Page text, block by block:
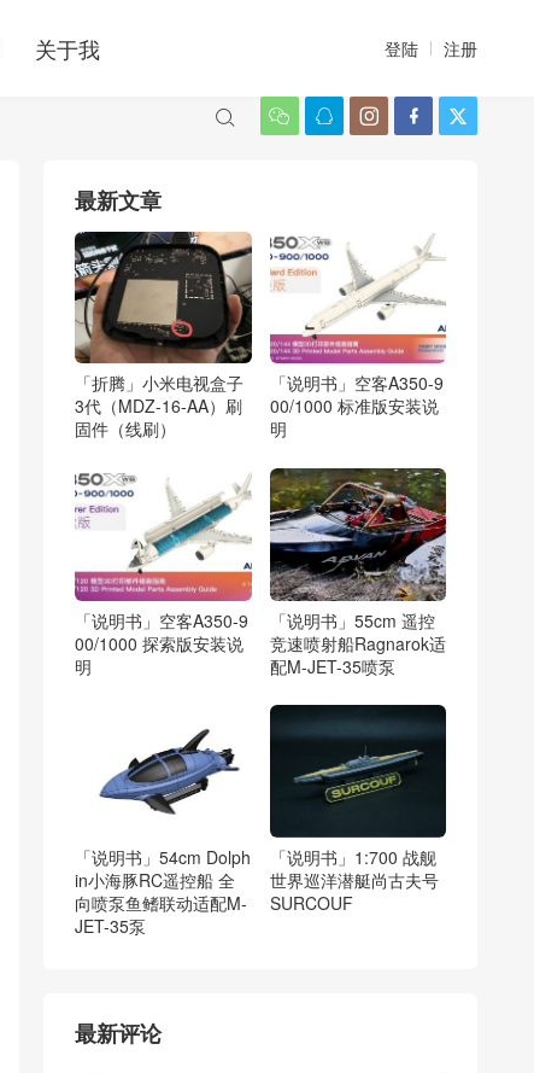
关于我 登陆 注册
    

最新文章
「折腾」小米电视盒子
3代（MDZ-16-AA）刷
固件（线刷）
「说明书」空客A350-9
00/1000 标准版安装说
明
「说明书」空客A350-9
00/1000 探索版安装说
明
「说明书」55cm 遥控
竞速喷射船Ragnarok适
配M-JET-35喷泵
「说明书」54cm Dolph
in小海豚RC遥控船 全
向喷泵鱼鳍联动适配M-
JET-35泵
「说明书」1:700 战舰
世界巡洋潜艇尚古夫号
SURCOUF
最新评论